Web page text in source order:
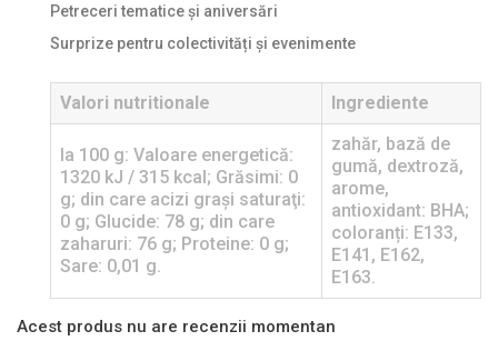
Petreceri tematice și aniversări
Surprize pentru colectivități și evenimente
Valori nutritionale Ingrediente
la 100 g: Valoare energetică:
1320 kJ / 315 kcal; Grăsimi: 0
g; din care acizi graşi saturaţi:
0 g; Glucide: 78 g; din care
zaharuri: 76 g; Proteine: 0 g;
Sare: 0,01 g.
zahăr, bază de
gumă, dextroză,
arome,
antioxidant: BHA;
coloranți: E133,
E141, E162,
E163.
Acest produs nu are recenzii momentan